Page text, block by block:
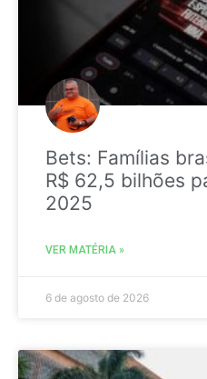
Bets: Famílias
R$ 62,5 bilhões
2025
VER MATÉRIA »
6 de agosto de 2026